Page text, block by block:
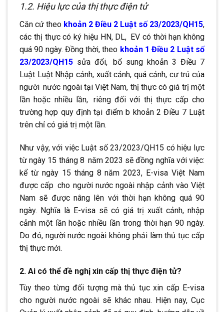
1.2. Hiệu lực của thị thực điện tử
Căn cứ theo khoản 2 Điều 2 Luật số 23/2023/QH15,
các thị thực có ký hiệu HN, DL, EV có thời hạn không
quá 90 ngày. Đồng thời, theo khoản 1 Điều 2 Luật số
23/2023/QH15 sửa đổi, bổ sung khoản 3 Điều 7
Luật Luật Nhập cảnh, xuất cảnh, quá cảnh, cư trú của
người .nước ngoài tại Việt Nam, thị thực có giá trị một
lần hoặc nhiều lần, riêng đối với thị thực cấp cho
trường hợp quy định tại điểm b khoản 2 Điều 7 Luật
trên chỉ có giá trị một lần.
Như vậy, với việc Luật số 23/2023/QH15 có hiệu lực
từ ngày 15 tháng 8 năm 2023 sẽ đồng nghĩa với việc:
kể từ ngày 15 tháng 8 năm 2023, E-visa Việt Nam
được cấp cho người nước ngoài nhập cảnh vào Việt
Nam sẽ được nâng lên với thời hạn không quá 90
ngày. Nghĩa là E-visa sẽ có giá trị xuất cảnh, nhập
cảnh một lần hoặc nhiều lần trong thời hạn 90 ngày.
Do đó, người nước ngoài không phải làm thủ tục cấp
thị thực mới.
2. Ai có thể đề nghị xin cấp thị thực điện tử?
Tùy theo từng đối tượng mà thủ tục xin cấp E-visa
cho người nước ngoài sẽ khác nhau. Hiện nay, Cục